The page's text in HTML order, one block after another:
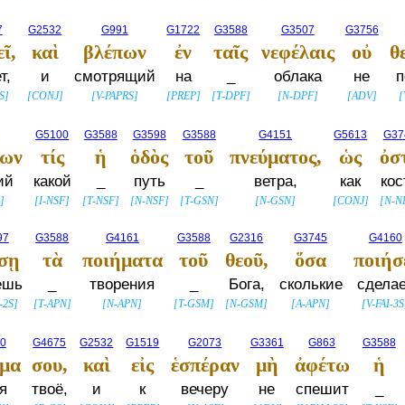
]
G2532
καὶ
и
[CONJ]
G991
βλέπων
смотрящий
[V-PAPRS]
G1722
ἐν
на
[PREP]
G3588
ταῖς
[T-DPF]
G3507
νεφέλαις
облака
[N-DPF]
G3756
οὐ
не
[ADV] [
]
G5100
τίς
какой
[I-NSF]
G3588
ἡ
[T-NSF]
G3598
ὁδὸς
путь
[N-NSF]
G3588
τοῦ
[T-GSN]
G4151
πνεύματος,
ветра,
[N-GSN]
G5613
ὡς
как
[CONJ] [N-
]
G3588
τὰ
[T-APN]
G4161
ποιήματα
творения
[N-APN]
G3588
τοῦ
[T-GSM]
G2316
θεοῦ,
Бога,
[N-GSM]
G3745
ὅσα
сколькие
[A-APN]
G4160
[V-FAI-3S
G4675
σου,
твоё,
G2532
καὶ
и
G1519
εἰς
к
G2073
ἑσπέραν
вечеру
G3361
μὴ
не
G863
ἀφέτω
спешит
G3588
ἡ